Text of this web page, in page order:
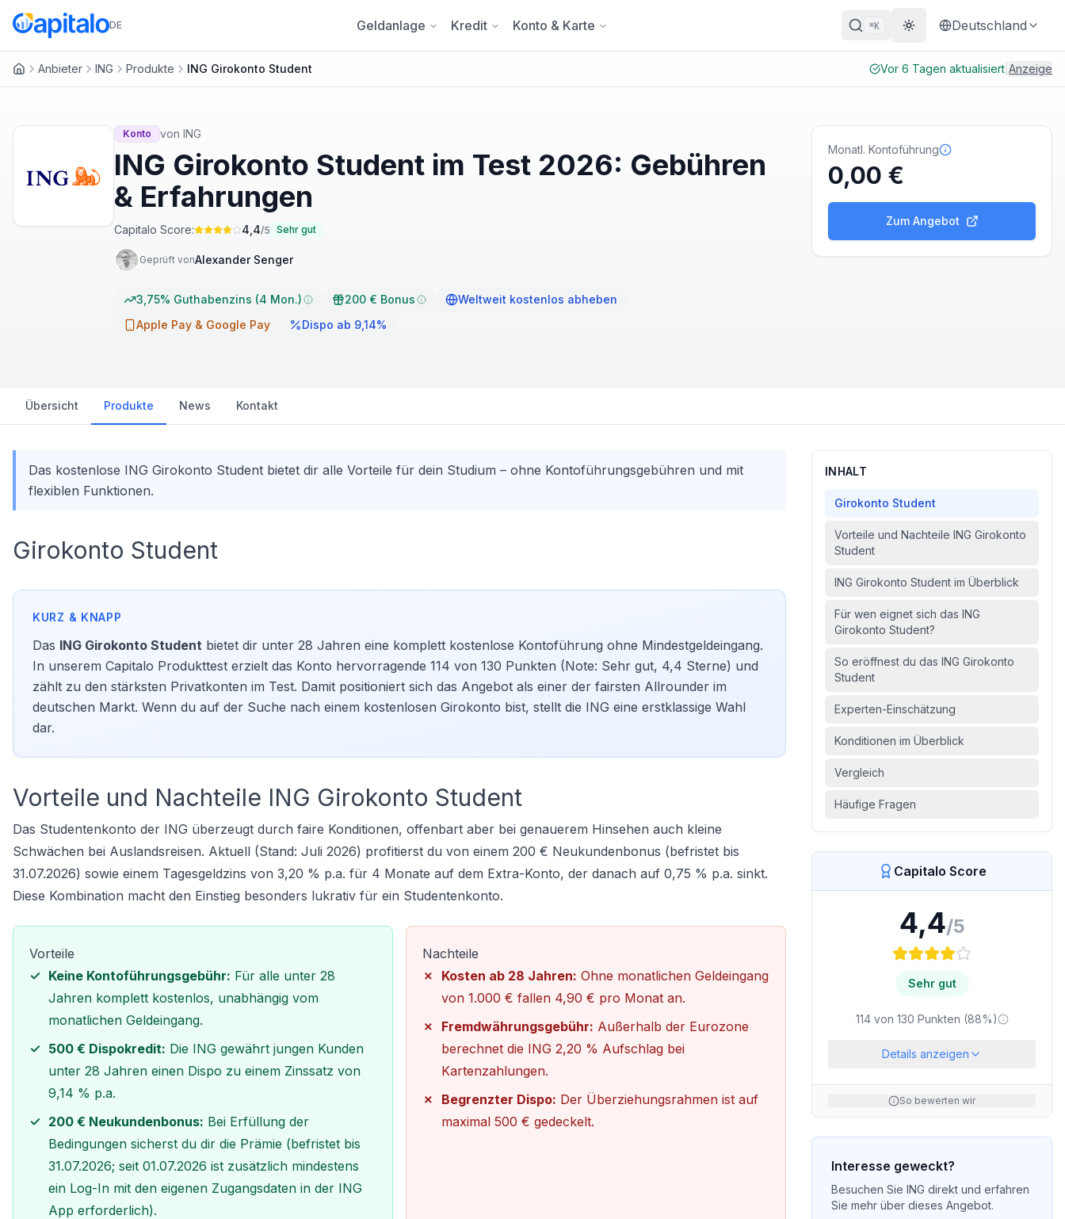
DE Geldanlage Kredit Konto & Karte ⌘K Theme wechseln
Deutschland
Anbieter ING Produkte ING Girokonto Student Vor 6 Tagen aktualisiert Anzeige
Konto von ING
ING Girokonto Student im Test 2026: Gebühren
& Erfahrungen
Capitalo Score: 4,4/5 Sehr gut
Geprüft vonAlexander Senger
3,75% Guthabenzins (4 Mon.) 200 € Bonus
Weltweit kostenlos abheben
Apple Pay & Google Pay
Dispo ab 9,14%
Monatl. Kontoführung
0,00 €
Zum Angebot
Übersicht Produkte News Kontakt
Das kostenlose ING Girokonto Student bietet dir alle Vorteile für dein Studium – ohne Kontoführungsgebühren und mit
flexiblen Funktionen.
Girokonto Student
Das ING Girokonto Student bietet dir unter 28 Jahren eine komplett kostenlose Kontoführung ohne Mindestgeldeingang.
In unserem Capitalo Produkttest erzielt das Konto hervorragende 114 von 130 Punkten (Note: Sehr gut, 4,4 Sterne) und
zählt zu den stärksten Privatkonten im Test. Damit positioniert sich das Angebot als einer der fairsten Allrounder im
deutschen Markt. Wenn du auf der Suche nach einem kostenlosen Girokonto bist, stellt die ING eine erstklassige Wahl
dar.
Vorteile und Nachteile ING Girokonto Student
Das Studentenkonto der ING überzeugt durch faire Konditionen, offenbart aber bei genauerem Hinsehen auch kleine
Schwächen bei Auslandsreisen. Aktuell (Stand: Juli 2026) profitierst du von einem 200 € Neukundenbonus (befristet bis
31.07.2026) sowie einem Tagesgeldzins von 3,20 % p.a. für 4 Monate auf dem Extra-Konto, der danach auf 0,75 % p.a. sinkt.
Diese Kombination macht den Einstieg besonders lukrativ für ein Studentenkonto.
Vorteile
Keine Kontoführungsgebühr: Für alle unter 28
Jahren komplett kostenlos, unabhängig vom
monatlichen Geldeingang.
500 € Dispokredit: Die ING gewährt jungen Kunden
unter 28 Jahren einen Dispo zu einem Zinssatz von
9,14 % p.a.
200 € Neukundenbonus: Bei Erfüllung der
Bedingungen sicherst du dir die Prämie (befristet bis
31.07.2026; seit 01.07.2026 ist zusätzlich mindestens
ein Log-In mit den eigenen Zugangsdaten in der ING
App erforderlich).
Nachteile
Kosten ab 28 Jahren: Ohne monatlichen Geldeingang
von 1.000 € fallen 4,90 € pro Monat an.
Fremdwährungsgebühr: Außerhalb der Eurozone
berechnet die ING 2,20 % Aufschlag bei
Kartenzahlungen.
Begrenzter Dispo: Der Überziehungsrahmen ist auf
maximal 500 € gedeckelt.
INHALT
Girokonto Student
Vorteile und Nachteile ING Girokonto
Student
ING Girokonto Student im Überblick
Für wen eignet sich das ING
Girokonto Student?
So eröffnest du das ING Girokonto
Student
Experten-Einschätzung
Konditionen im Überblick
Vergleich
Häufige Fragen
Capitalo Score
4,4/5
Sehr gut
114von 130 Punkten (88%)
Details anzeigen
So bewerten wir
Interesse geweckt?
Besuchen Sie ING direkt und erfahren
Sie mehr über dieses Angebot.